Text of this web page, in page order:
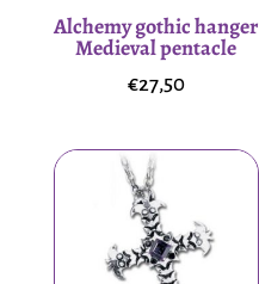
Alchemy gothic hanger
Medieval pentacle
€27,50